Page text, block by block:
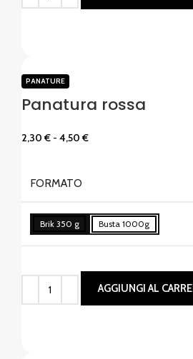
Panatura rossa
PANATURE
2,30€ - 4,50€
FORMATO
Brik 350 g Busta 1000g
AGGIUNGI AL